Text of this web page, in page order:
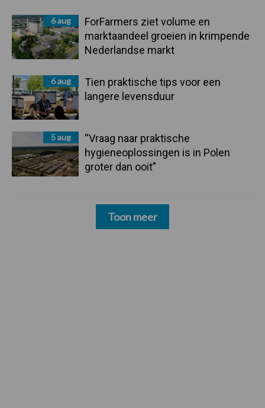
6 aug
ForFarmers ziet volume en
marktaandeel groeien in krimpende
Nederlandse markt
6 aug
Tien praktische tips voor een
langere levensduur
5 aug
“Vraag naar praktische
hygieneoplossingen is in Polen
groter dan ooit”
Toon meer